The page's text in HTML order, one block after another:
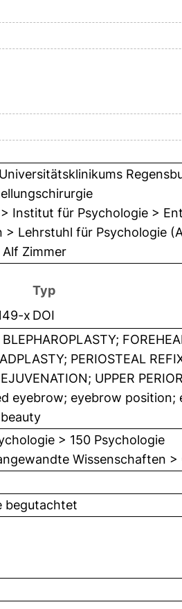
Institut für Psychologie >
> Lehrstuhl für Psychologie
Zimmer
Typ
x DOI
PERIOSTEAL
UPPER
eyebrow; eyebrow
> 150 Psychologie
Wissenschaften >
begutachtet